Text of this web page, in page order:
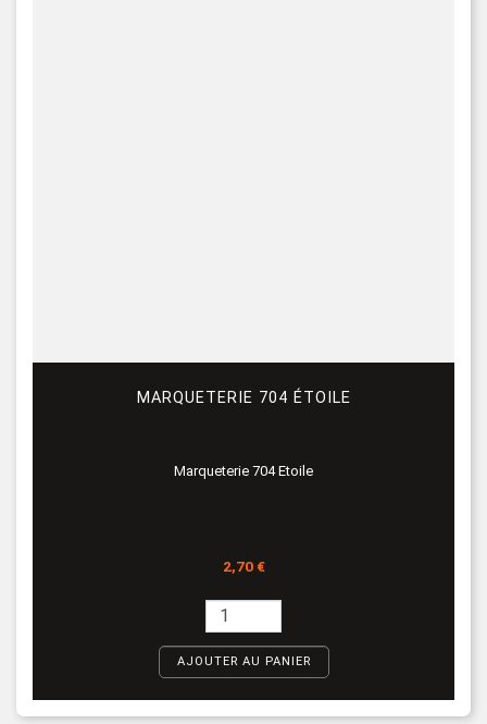
MARQUETERIE 704 ÉTOILE
Marqueterie 704 Etoile
Prix
2,70 €
AJOUTER AU PANIER